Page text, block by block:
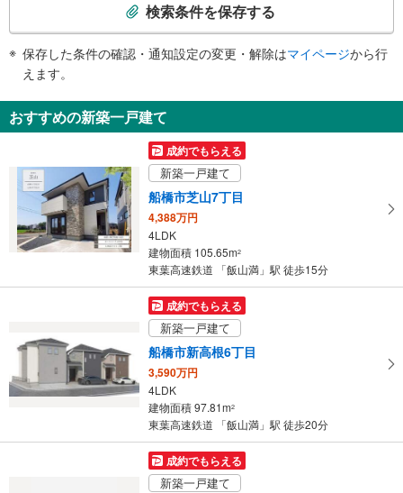
・点字案内（運賃表・手すり）
・ＡＥＤ（飲料自動販売機搭載）
知
を
け
・
条
ペ
ジ
に
存
検索条件を保存する
保存した条件の確認・通知設定の変更・解除はマイページから行
えます。
おすすめの新築一戸建て
成約でもらえる
新築一戸建て
船橋市芝山7丁目
4,388万円
4LDK
建物面積 105.65m2
東葉高速鉄道 「飯山満」駅 徒歩15分
成約でもらえる
新築一戸建て
船橋市新高根6丁目
3,590万円
4LDK
建物面積 97.81m2
東葉高速鉄道 「飯山満」駅 徒歩20分
成約でもらえる
新築一戸建て